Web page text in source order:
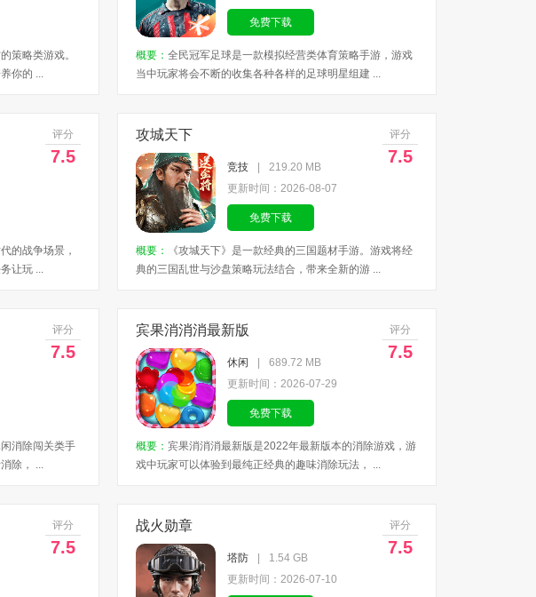
策略类游戏。
你的 ...
免费下载
概要： 全民冠军足球是一款模拟经营类体育策略手游，游戏
当中玩家将会不断的收集各种各样的足球明星组建 ...
评分
7.5
的战争场景，
让玩 ...
攻城天下 评分
7.5
竞技
219.20 MB
更新时间：2026-08-07
免费下载
概要：
《攻城天下》是一款经典的三国题材手游。游戏将经
典的三国乱世与沙盘策略玩法结合，带来全新的游 ...
评分
7.5
消除闯关类手
除， ...
宾果消消消最新版 评分
7.5
休闲
689.72 MB
更新时间：2026-07-29
免费下载
概要： 宾果消消消最新版是2022年最新版本的消除游戏，游
戏中玩家可以体验到最纯正经典的趣味消除玩法， ...
评分
7.5
战火勋章 评分
7.5
塔防
1.54 GB
更新时间：2026-07-10